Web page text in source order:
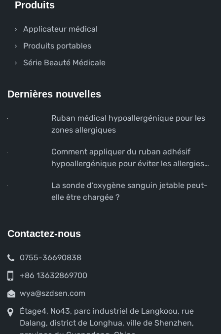
Produits
Applicateur médical
Produits portables
Série Beauté Médicale
Dernières nouvelles
Ruban médical hypoallergénique pour les
zones allergiques
Comment appliquer du ruban adhésif
hypoallergénique pour éviter les allergies
La sonde d’oxygène sanguin jetable peut-
elle être chargée ?
Contactez-nous
0755-36690838
+86 13632869700
wya@szdsen.com
Étage4, No43, parc industriel de Langkoou, rue
Dalang, district de Longhua, ville de Shenzhen,